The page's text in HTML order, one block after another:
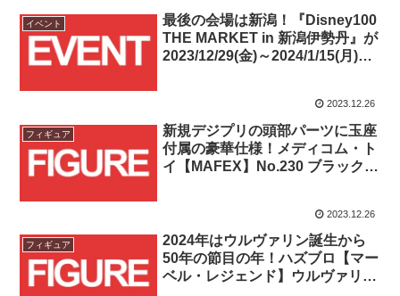
イベント
最後の会場は新潟！『Disney100
THE MARKET in 新潟伊勢丹』が
2023/12/29(金)～2024/1/15(月)開
2023.12.26
フィギュア
新規デジプリの頭部パーツに玉座
付属の豪華仕様！メディコム・ト
イ【MAFEX】No.230 ブラックパ
2023.12.26
フィギュア
2024年はウルヴァリン誕生から
50年の節目の年！ハズブロ【マー
ベル・レジェンド】ウルヴァリン